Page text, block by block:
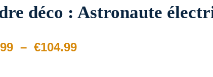
déco : Astronaute
– €104.99Plage